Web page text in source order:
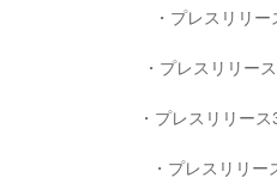
プレスリリー
プレスリリー
プレスリリー
プレスリリー